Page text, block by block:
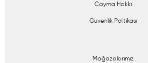
Cayma Hakkı
Güvenlik Politikası
Mağazalarımız